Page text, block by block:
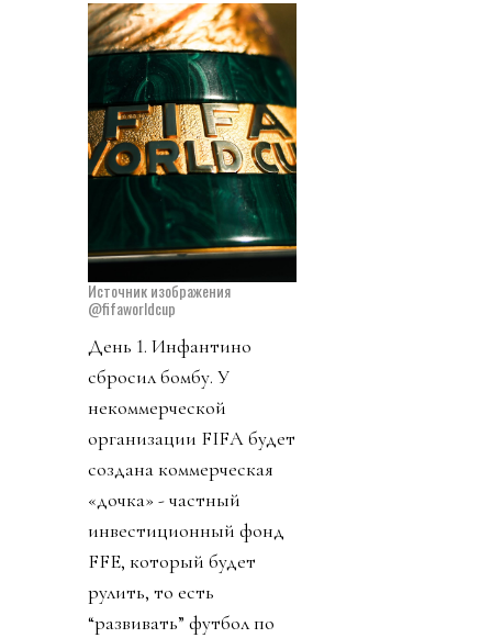
Источник изображения
@fifaworldcup
День 1. Инфантино
сбросил бомбу. У
некоммерческой
организации FIFA будет
создана коммерческая
«дочка» - частный
инвестиционный фонд
FFE, который будет
рулить, то есть
“развивать” футбол по